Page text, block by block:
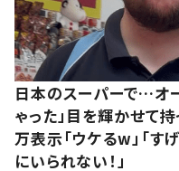
日本のスーパーで…オ
ゃった」目を輝かせて
万表示「ウケるw」「す
にいられない！」